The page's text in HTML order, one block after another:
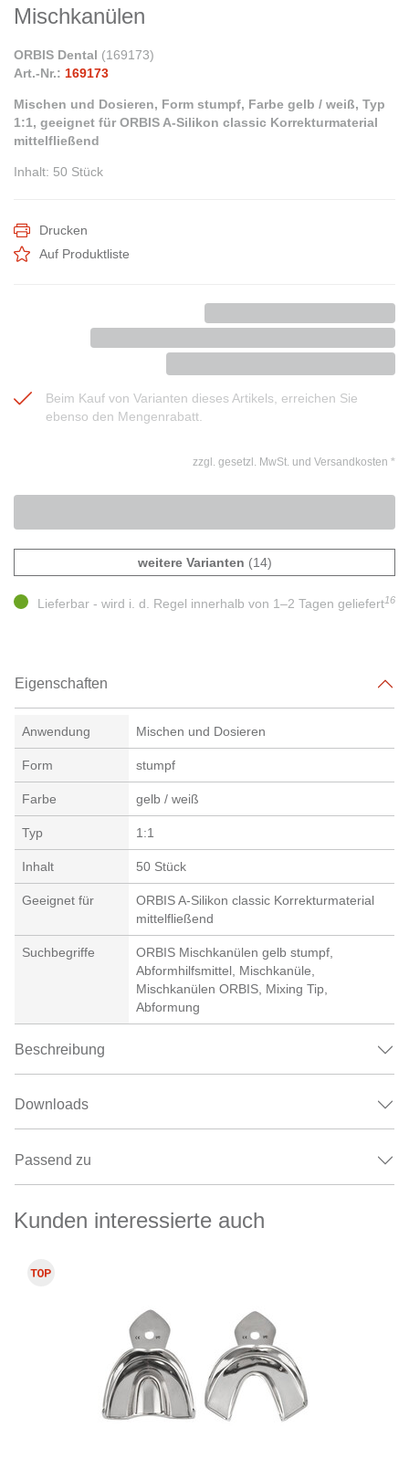
Mischkanülen
Beim Kauf von Varianten dieses Artikels, erreichen Sie
ebenso den Mengenrabatt.
ORBIS Dental (169173)
Art.-Nr.: 169173
Mischen und Dosieren, Form stumpf, Farbe gelb / weiß, Typ
1:1, geeignet für ORBIS A-Silikon classic Korrekturmaterial
mittelfließend
Inhalt: 50 Stück
Drucken
Auf Produktliste
zzgl. gesetzl. MwSt. und Versandkosten *
weitere Varianten (14)
Lieferbar - wird i. d. Regel innerhalb von 1–2 Tagen geliefert16
Eigenschaften
Anwendung Mischen und Dosieren
Form stumpf
Farbe gelb / weiß
Typ 1:1
Inhalt 50 Stück
Geeignet für
ORBIS A-Silikon classic Korrekturmaterial
mittelfließend
Suchbegriffe
ORBIS Mischkanülen gelb stumpf,
Abformhilfsmittel, Mischkanüle,
Mischkanülen ORBIS, Mixing Tip,
Abformung
Beschreibung
Downloads
Passend zu
Kunden interessierte auch